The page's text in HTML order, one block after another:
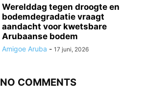
Werelddag tegen droogte en
bodemdegradatie vraagt
aandacht voor kwetsbare
Arubaanse bodem
Amigoe Aruba - 17 juni, 2026
NO COMMENTS